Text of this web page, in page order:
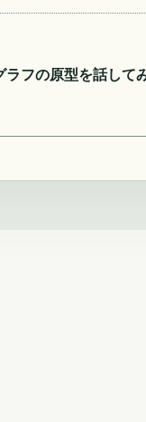
フの原型を話して